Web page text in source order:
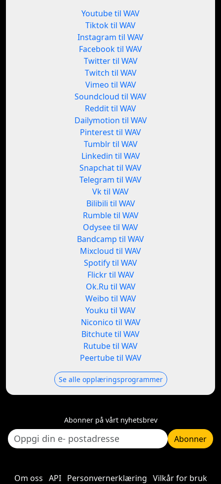
Youtube til WAV
Tiktok til WAV
Instagram til WAV
Facebook til WAV
Twitter til WAV
Twitch til WAV
Vimeo til WAV
Soundcloud til WAV
Reddit til WAV
Dailymotion til WAV
Pinterest til WAV
Tumblr til WAV
Linkedin til WAV
Snapchat til WAV
Telegram til WAV
Vk til WAV
Bilibili til WAV
Rumble til WAV
Odysee til WAV
Bandcamp til WAV
Mixcloud til WAV
Spotify til WAV
Flickr til WAV
Ok.Ru til WAV
Weibo til WAV
Youku til WAV
Niconico til WAV
Bitchute til WAV
Rutube til WAV
Peertube til WAV
Se alle opplæringsprogrammer
Abonner på vårt nyhetsbrev
Abonner
Om oss API Personvernerklæring Vilkår for bruk